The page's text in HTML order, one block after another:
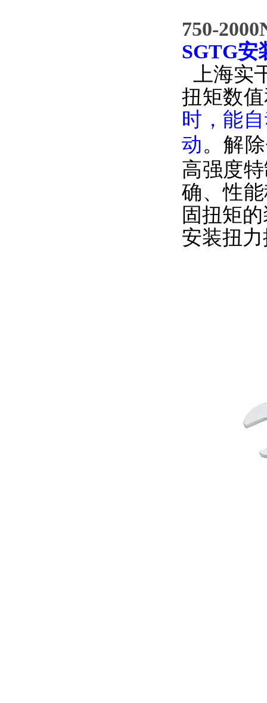
750-
SGTG安
上海实
扭矩数
时，能
动。解
高强度
确、性
固扭矩
安装扭